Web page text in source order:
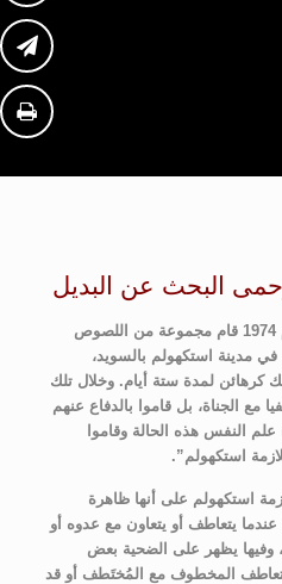
البحث عن البديل
في شهر آب/ أغسطس من العام 1974 قام مجموعة من اللصوص
مدينة استكهولم بالسويد،
كرهائن لمدة ستة أيام. وخلال تلك
مع الجناة، بل قاموا بالدفاع عنهم
النفس هذه الحالة وقاموا
استكهولم”.
استكهولم على أنها ظاهرة
يتعاطف أو يتعاون مع عدوه أو
وفيها يظهر على الضحية بعض
يتعاطف المخطوف مع المُختَطف أو قد